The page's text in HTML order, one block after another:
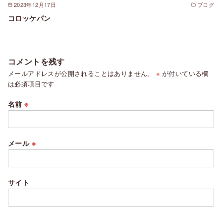
2023年12月17日 ブログ
コロッケパン
コメントを残す
メールアドレスが公開されることはありません。 ※ が付いている欄
は必須項目です
名前※
メール ※
サイト